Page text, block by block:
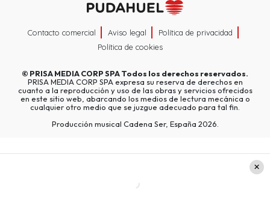
Contacto comercial Aviso legal
Política de privacidad
Política de cookies
© PRISA MEDIA CORP SPATodos los derechos reservados.
PRISA MEDIA CORP SPA expresa su reserva de derechos en
cuanto a la reproducción y uso de las obras y servicios ofrecidos
en este sitio web, abarcando los medios de lectura mecánica o
cualquier otro medio que se juzgue adecuado para tal fin.
Producción musical Cadena Ser, España 2026.